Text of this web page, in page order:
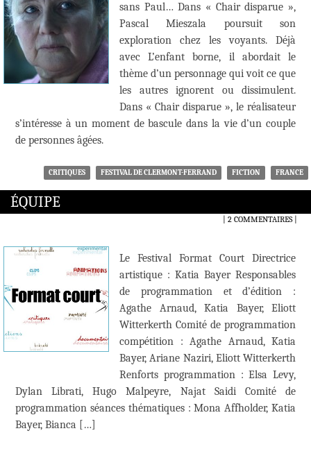
sans Paul… Dans « Chair disparue »,
Pascal Mieszala poursuit son
exploration chez les voyants. Déjà
avec L’enfant borne, il abordait le
thème d’un personnage qui voit ce que
les autres ignorent ou dissimulent.
Dans « Chair disparue », le réalisateur
s’intéresse à un moment de bascule dans la vie d’un couple
de personnes âgées.
CRITIQUES FESTIVAL DE CLERMONT-FERRAND FICTION FRANCE
ÉQUIPE
2 COMMENTAIRES|
Le Festival Format Court Directrice
artistique : Katia Bayer Responsables
de programmation et d’édition :
Agathe Arnaud, Katia Bayer, Eliott
Witterkerth Comité de programmation
compétition : Agathe Arnaud, Katia
Bayer, Ariane Naziri, Eliott Witterkerth
Renforts programmation : Elsa Levy,
Dylan Librati, Hugo Malpeyre, Najat Saidi Comité de
programmation séances thématiques : Mona Affholder, Katia
Bayer, Bianca […]